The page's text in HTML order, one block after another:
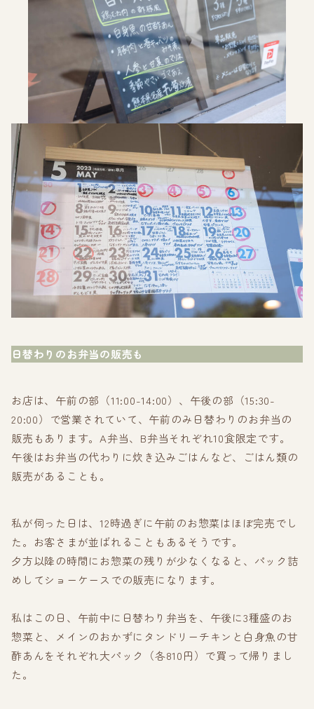
日替わりのお弁当の販売も
お店は、午前の部（11:00-14:00）、午後の部（15:30-
20:00）で営業されていて、午前のみ日替わりのお弁当の
販売もあります。A弁当、B弁当それぞれ10食限定です。
午後はお弁当の代わりに炊き込みごはんなど、ごはん類の
販売があることも。
私が伺った日は、12時過ぎに午前のお惣菜はほぼ完売でし
た。お客さまが並ばれることもあるそうです。
夕方以降の時間にお惣菜の残りが少なくなると、パック詰
めしてショーケースでの販売になります。
私はこの日、午前中に日替わり弁当を、午後に3種盛のお
惣菜と、メインのおかずにタンドリーチキンと白身魚の甘
酢あんをそれぞれ大パック（各810円）で買って帰りまし
た。